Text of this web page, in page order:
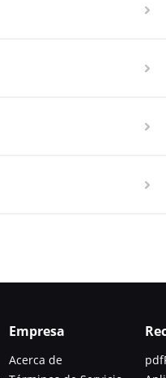
Empresa
Acerca de